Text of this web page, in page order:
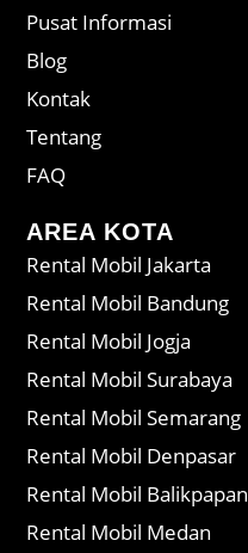
Pusat Informasi
Blog
Kontak
Tentang
FAQ
AREA KOTA
Rental Mobil Jakarta
Rental Mobil Bandung
Rental Mobil Jogja
Rental Mobil Surabaya
Rental Mobil Semarang
Rental Mobil Denpasar
Rental Mobil Balikpapan
Rental Mobil Medan